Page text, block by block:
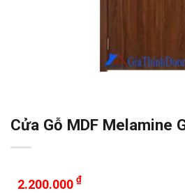
Cửa Gỗ MDF Melamine
2.200.000 ₫